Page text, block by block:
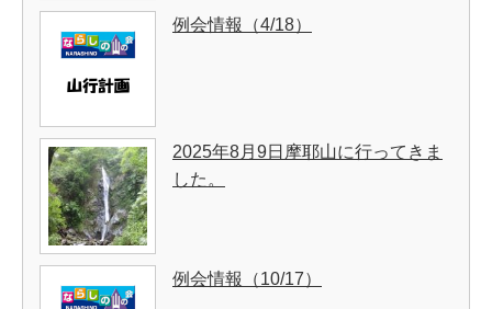
例会情報（4/18）
2025年8月9日摩耶山に行ってきま
した。
例会情報（10/17）